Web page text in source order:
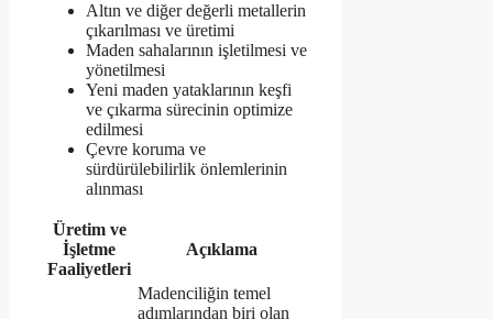
Altın ve diğer değerli metallerin
çıkarılması ve üretimi
Maden sahalarının işletilmesi ve
yönetilmesi
Yeni maden yataklarının keşfi
ve çıkarma sürecinin optimize
edilmesi
Çevre koruma ve
sürdürülebilirlik önlemlerinin
alınması
Üretim ve
İşletme
Faaliyetleri
Açıklama
Madenciliğin temel
adımlarından biri olan